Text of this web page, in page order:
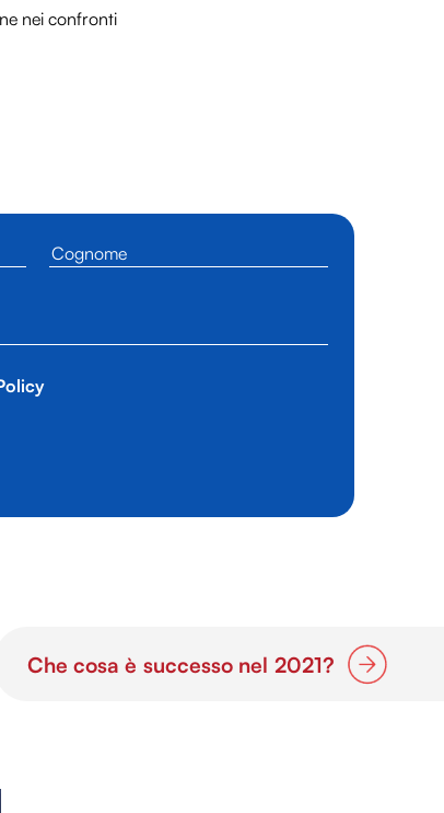
nei confronti
Che cosa è successo nel 2021?